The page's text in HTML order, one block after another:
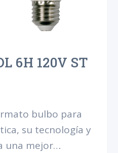
6H 120V ST
bulbo para
su tecnología y